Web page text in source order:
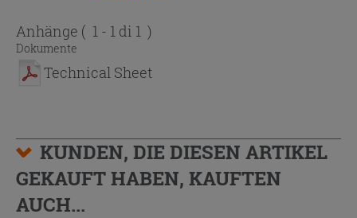
Anhänge ( 1 - 1 di 1 )
Dokumente
Technical Sheet
KUNDEN, DIE DIESEN ARTIKEL
GEKAUFT HABEN, KAUFTEN
AUCH...